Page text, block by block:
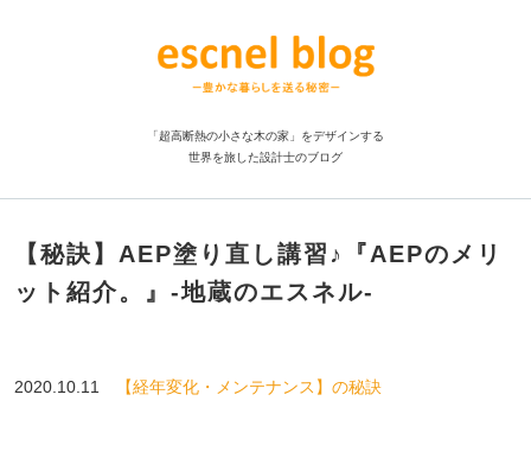
「超高断熱の小さな木の家」をデザインする
世界を旅した設計士のブログ
【秘訣】AEP塗り直し講習♪『AEPのメリ
ット紹介。』-地蔵のエスネル-
2020.10.11 【経年変化・メンテナンス】の秘訣